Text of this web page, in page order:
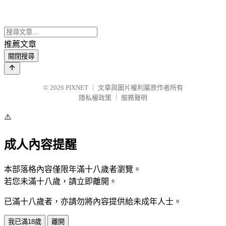
推薦文章
關閉搜尋
© 2026 PIXNET
文章與圖片權利屬原作者所有
隱私權政策
服務聲明
⚠️
成人內容提醒
本部落格內容僅限年滿十八歲者瀏覽。
若您未滿十八歲，請立即離開。
已滿十八歲者，亦請勿將內容提供給未成年人士。
我已滿18歲 離開